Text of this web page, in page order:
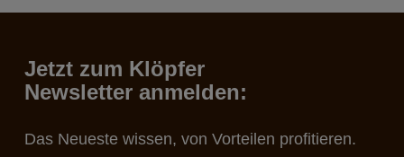
Jetzt zum Klöpfer
Newsletter anmelden:
Das Neueste wissen, von Vorteilen profitieren.